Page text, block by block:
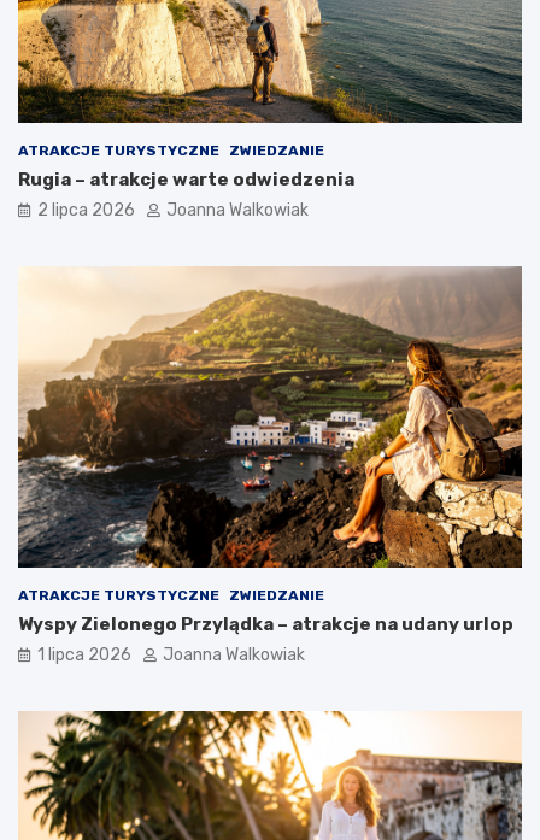
ATRAKCJE TURYSTYCZNE ZWIEDZANIE
Rugia – atrakcje warte odwiedzenia
2 lipca 2026 Joanna Walkowiak
ATRAKCJE TURYSTYCZNE ZWIEDZANIE
Wyspy Zielonego Przylądka – atrakcje na udany urlop
1 lipca 2026 Joanna Walkowiak